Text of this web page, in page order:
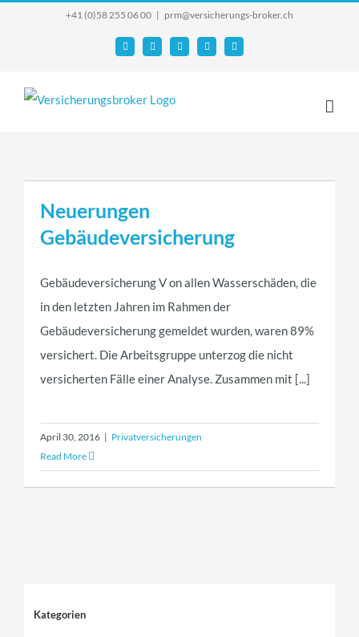
+41 (0)58 255 06 00 | prm@versicherungs-broker.ch
Email FacebookYouTube
X Instagram
Neuerungen
Gebäudeversicherung
Gebäudeversicherung V on allen Wasserschäden, die
in den letzten Jahren im Rahmen der
Gebäudeversicherung gemeldet wurden, waren 89%
versichert. Die Arbeitsgruppe unterzog die nicht
versicherten Fälle einer Analyse. Zusammen mit [...]
April 30, 2016 | Privatversicherungen
Read More
Kategorien